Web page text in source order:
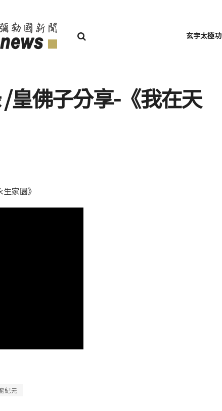
玄宇太極功
皇佛子分享-《我在天
家園》
紀元